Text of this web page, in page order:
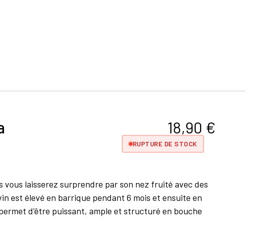
18,90 €
RUPTURE DE STOCK
vous laisserez surprendre par son nez fruité avec des
est élevé en barrique pendant 6 mois et ensuite en
d'être puissant, ample et structuré en bouche